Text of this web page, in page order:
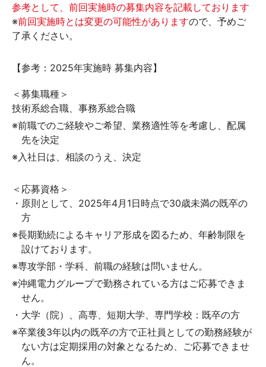
参考として、前回実施時の募集内容を記載しております
※前回実施時とは変更の可能性がありますので、予めご
了承ください。
【参考：2025年実施時 募集内容】
＜募集職種＞
技術系総合職、事務系総合職
※前職でのご経験やご希望、業務適性等を考慮し、配属
先を決定
※入社日は、相談のうえ、決定
＜応募資格＞
・原則として、2025年4月1日時点で30歳未満の既卒の
方
※長期勤続によるキャリア形成を図るため、年齢制限を
設けております。
※専攻学部・学科、前職の経験は問いません。
※沖縄電力グループで勤務されている方はご応募できま
せん。
・大学（院）、高専、短期大学、専門学校：既卒の方
※卒業後3年以内の既卒の方で正社員としての勤務経験が
ない方は定期採用の対象となるため、ご応募できませ
ん。